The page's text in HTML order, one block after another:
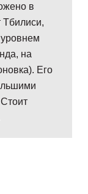
в
Тбилиси,
на
Его